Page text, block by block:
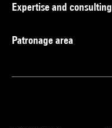
Expertise and consulting
Patronage area